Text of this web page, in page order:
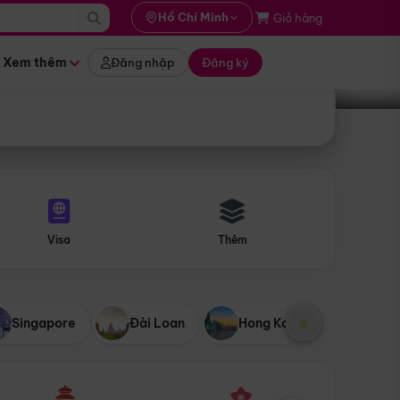
Hồ Chí Minh Giỏ hàng
Xem thêm Đăng nhập Đăng ký
Tìm tour
Visa Thêm
Singapore Đài Loan Hong Kong